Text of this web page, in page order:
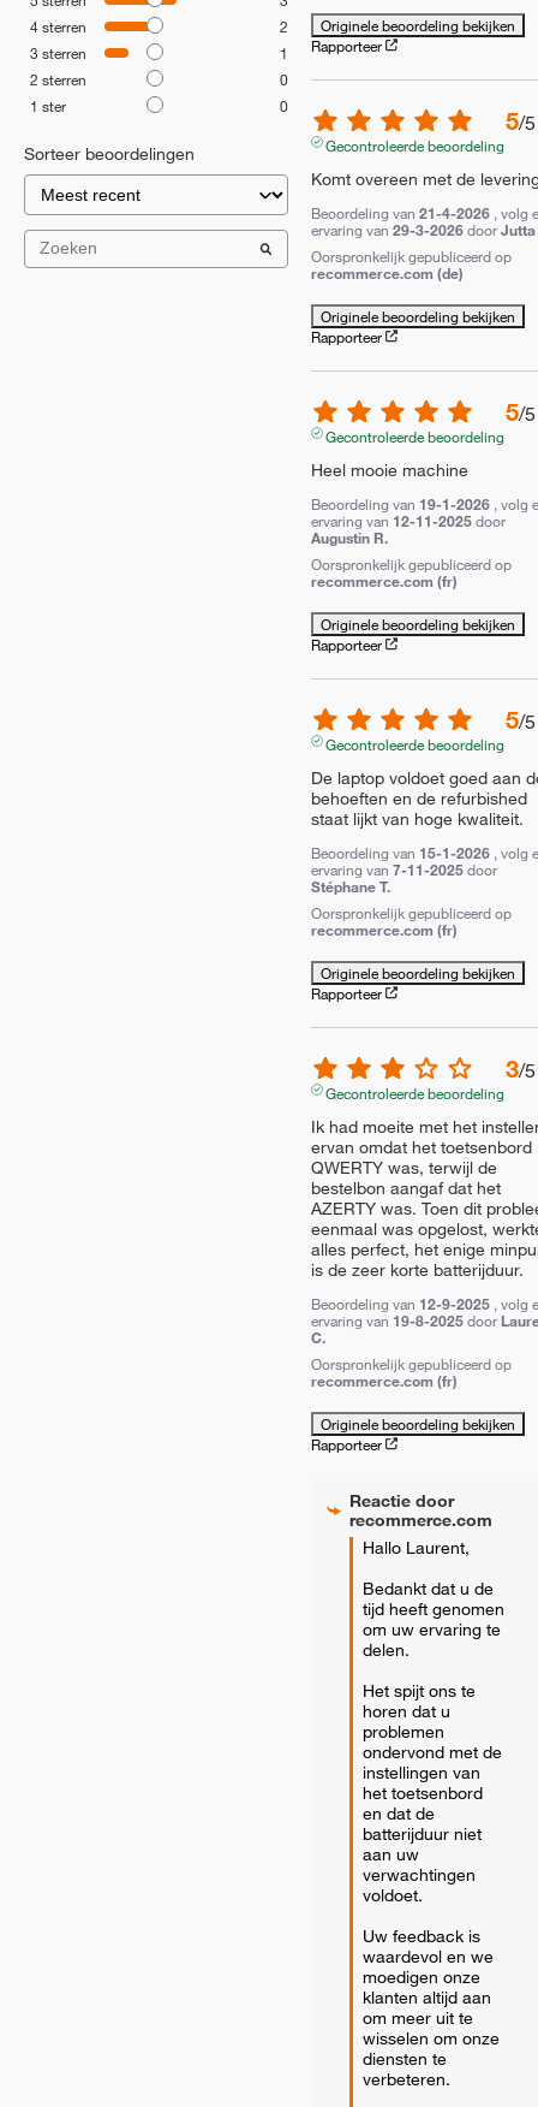
4sterren
2
3 sterren
1
2 sterren
0
1 ster 0
Sorteer beoordelingen
Originele beoordeling bekijken
Rapporteer
5/5
Gecontroleerde beoordeling
Komt overeen met de
Beoordeling van 21-4-2026 , volg
ervaring van 29-3-2026 doorJutta
Oorspronkelijk gepubliceerd op
recommerce.com (de)
Originele beoordeling bekijken
Rapporteer
5/5
Gecontroleerde beoordeling
Heel mooie machine
Beoordeling van 19-1-2026 , volg
ervaring van 12-11-2025 door
Augustin R.
Oorspronkelijk gepubliceerd op
recommerce.com (fr)
Originele beoordeling bekijken
Rapporteer
5/5
Gecontroleerde beoordeling
De laptop voldoet goed aan
behoeften en de refurbished
staat lijkt van hoge kwaliteit.
Beoordeling van 15-1-2026 , volg
ervaring van 7-11-2025 door
Stéphane T.
Oorspronkelijk gepubliceerd op
recommerce.com (fr)
Originele beoordeling bekijken
Rapporteer
3/5
Gecontroleerde beoordeling
Ik had moeite met het
ervan omdat het toetsenbord
QWERTY was, terwijl de
bestelbon aangaf dat het
AZERTY was. Toen dit
eenmaal was opgelost,
alles perfect, het enige
is de zeer korte batterijduur.
Beoordeling van 12-9-2025 , volg
ervaring van 19-8-2025 door
C.
Oorspronkelijk gepubliceerd op
recommerce.com (fr)
Originele beoordeling bekijken
Rapporteer
Reactie door
recommerce.com
Hallo Laurent,
Bedankt dat u de
tijd heeft genomen
om uw ervaring te
delen.
Het spijt ons te
horen dat u
problemen
ondervond met de
instellingen van
het toetsenbord
en dat de
batterijduur niet
aan uw
verwachtingen
voldoet.
Uw feedback is
waardevol en we
moedigen onze
klanten altijd aan
om meer uit te
wisselen om onze
diensten te
verbeteren.